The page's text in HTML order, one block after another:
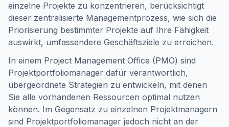
einzelne Projekte zu konzentrieren, berücksichtigt
dieser zentralisierte Managementprozess, wie sich die
Priorisierung bestimmter Projekte auf Ihre Fähigkeit
auswirkt, umfassendere Geschäftsziele zu erreichen.
In einem Project Management Office (PMO) sind
Projektportfoliomanager dafür verantwortlich,
übergeordnete Strategien zu entwickeln, mit denen
Sie alle vorhandenen Ressourcen optimal nutzen
können. Im Gegensatz zu einzelnen Projektmanagern
sind Projektportfoliomanager jedoch nicht an der